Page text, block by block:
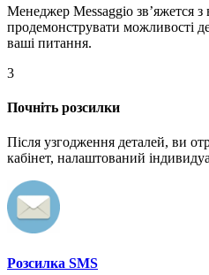
Менеджер Messaggio звʼяжется
продемонструвати можливості
ваші питання.
3
Почніть розсилки
Після узгодження деталей, ви
кабінет, налаштований
Розсилка SMS